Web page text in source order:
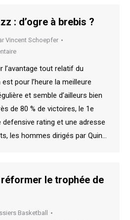
: d’ogre à brebis ?
Vincent Schoepfer
l’avantage tout relatif du
pour l’heure la meilleure
et semble d’ailleurs bien
de 80 % de victoires, le 1e
rating et une adresse
les hommes dirigés par Quin…
le trophée de
Basketball